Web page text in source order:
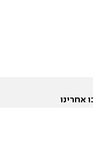
אחרינו